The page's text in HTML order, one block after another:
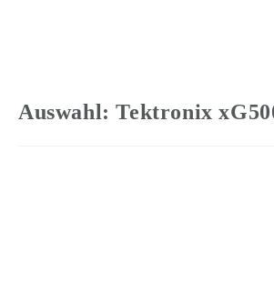
Auswahl: Tektronix